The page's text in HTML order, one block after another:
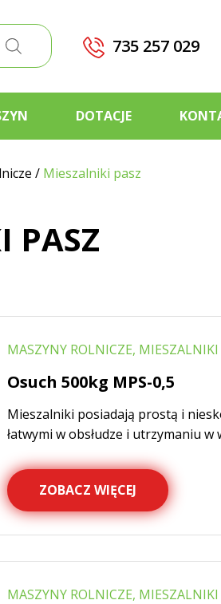
735 257 029
DOTACJE
/ Mieszalniki pasz
PASZ
MASZYNY ROLNICZE, MIESZALNIKI
Osuch 500kg MPS-0,5
Mieszalniki posiadają prostą i
łatwymi w obsłudze i utrzymaniu
ZOBACZ WIĘCEJ
MASZYNY ROLNICZE, MIESZALNIKI